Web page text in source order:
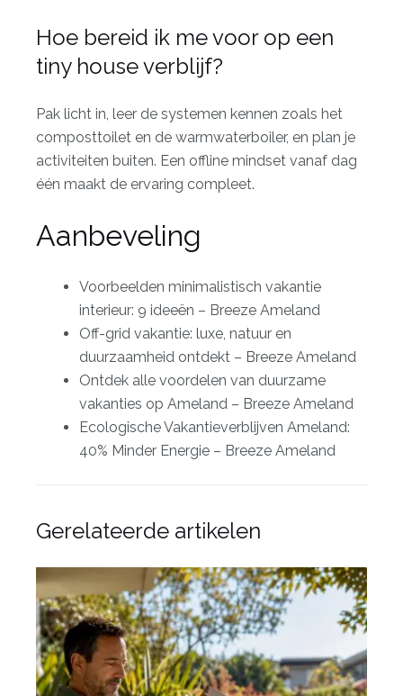
Hoe bereid ik me voor op een
tiny house verblijf?
Pak licht in, leer de systemen kennen zoals het
composttoilet en de warmwaterboiler, en plan je
activiteiten buiten. Een offline mindset vanaf dag
één maakt de ervaring compleet.
Aanbeveling
Voorbeelden minimalistisch vakantie
interieur: 9 ideeën – Breeze Ameland
Off-grid vakantie: luxe, natuur en
duurzaamheid ontdekt – Breeze Ameland
Ontdek alle voordelen van duurzame
vakanties op Ameland – Breeze Ameland
Ecologische Vakantieverblijven Ameland:
40% Minder Energie – Breeze Ameland
Gerelateerde artikelen